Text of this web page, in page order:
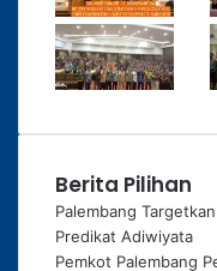
Predikat Adiwiyata
Pemkot Palembang
Seminar
Bupati OKUS Terima
© Copyright 2026, All
TENTANG KAMI
SUSUNAN REDAKSI
PEDOMAN SIBER